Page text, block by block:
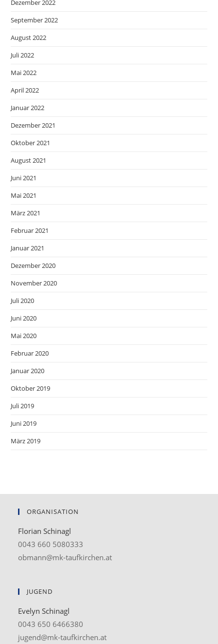
Dezember 2022
September 2022
August 2022
Juli 2022
Mai 2022
April 2022
Januar 2022
Dezember 2021
Oktober 2021
August 2021
Juni 2021
Mai 2021
März 2021
Februar 2021
Januar 2021
Dezember 2020
November 2020
Juli 2020
Juni 2020
Mai 2020
Februar 2020
Januar 2020
Oktober 2019
Juli 2019
Juni 2019
März 2019
ORGANISATION
Florian Schinagl
0043 660 5080333
obmann@mk-taufkirchen.at
JUGEND
Evelyn Schinagl
0043 650 6466380
jugend@mk-taufkirchen.at